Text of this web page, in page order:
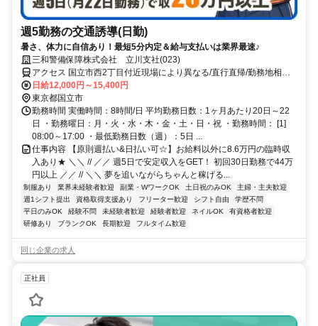
週5勤務の交通誘導(日勤)
暑さ、体力に自信あり！最短5分内定＆給与支払いは業界最速♪
三和警備保障株式会社 立川支社(023)
アクセス 国立市西2丁目付近現場により異なる/直行直帰/勤務地相談
可■電話面接■来社不要
日給12,000円～15,400円
東京都国立市
勤務時間 実働時間：8時間/日 平均勤務日数：1ヶ月あたり20日～22
日 ・勤務曜日：月・火・水・木・金・土・日・祝 ・勤務時間： [1]
08:00～17:00 ・最低勤務日数（週）：5日 ...
仕事内容 【原則週払い&日払い可☆】お給料以外に8.6万円の臨時収
入あり★ ＼＼ // ／／ 週5日で安定収入をGET！ 初回30日勤務で44万
円以上 ／／ // ＼＼ 夢を追いながらちゃんと稼げる...
制服あり 業界未経験者歓迎 副業・WワークOK 土日祝のみOK
主婦・主夫歓迎
週1シフト提出
資格取得支援あり フリーター歓迎 シフト自由
学歴不問
平日のみOK
経験不問 未経験者歓迎 経験者歓迎 ネイルOK
有資格者歓迎
研修あり
ブランクOK 長期歓迎 フルタイム歓迎
同じ企業の求人
正社員